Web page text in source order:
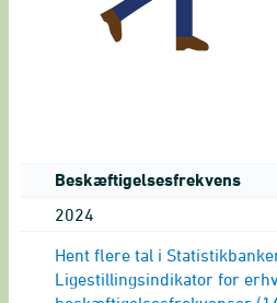
Beskæftigelsesfrekvens
2024
Hent flere tal i
Ligestillingsindikator for